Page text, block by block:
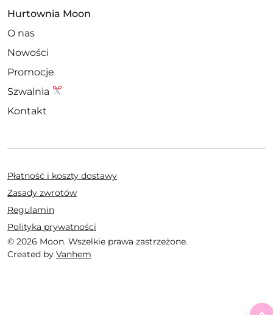
Hurtownia Moon
O nas
Nowości
Promocje
Szwalnia
Kontakt
© 2026 Moon. Wszelkie prawa zastrzeżone.
Created by Vanhem
Płatność i koszty dostawy
Zasady zwrotów
Regulamin
Polityka prywatności